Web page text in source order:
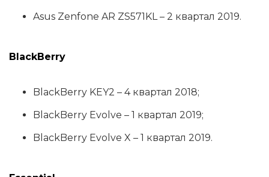
Asus Zenfone AR ZS571KL – 2 квартал 2019.
BlackBerry
BlackBerry KEY2 – 4 квартал 2018;
BlackBerry Evolve – 1 квартал 2019;
BlackBerry Evolve X – 1 квартал 2019.